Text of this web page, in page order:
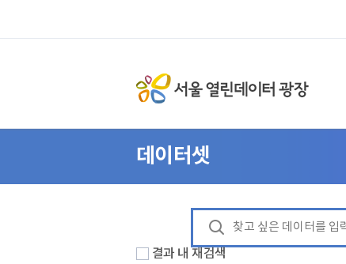
데이터셋
결과 내 재검색